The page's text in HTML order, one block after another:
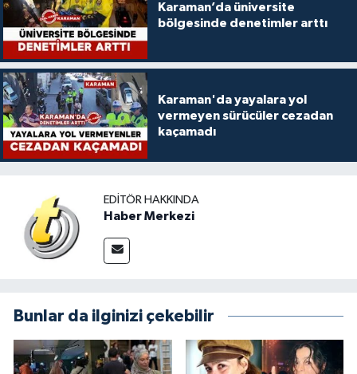
Karaman’da üniversite
bölgesinde denetimler arttı
Karaman'da yayalara yol
vermeyen sürücüler cezadan
kaçamadı
EDITÖR HAKKINDA
Haber Merkezi
Bunlar da ilginizi çekebilir